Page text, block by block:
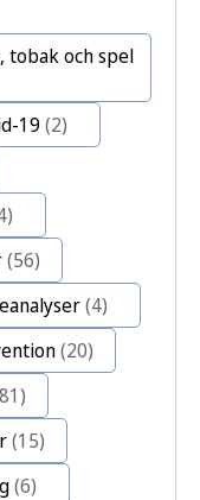
tobak och spel
19 (2)
(56)
(4)
(20)
(15)
(6)